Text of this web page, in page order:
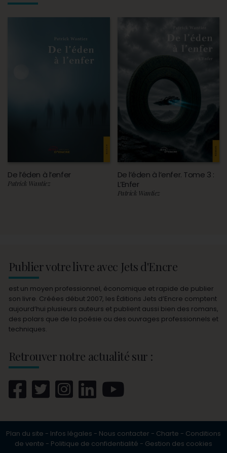
De l’éden à l’enfer
Patrick Wantiez
De l’éden à l’enfer. Tome 3 :
L’Enfer
Patrick Wantiez
Publier votre livre avec Jets d'Encre
est un moyen professionnel, économique et rapide de publier
son livre. Créées début 2007, les Éditions Jets d’Encre comptent
aujourd’hui plusieurs auteurs et publient aussi bien des romans,
des polars que de la poésie ou des ouvrages professionnels et
techniques.
Retrouver notre actualité sur :
Plan du site - Infos légales - Nous contacter - Charte - Conditions
de vente - Politique de confidentialité - Gestion des cookies